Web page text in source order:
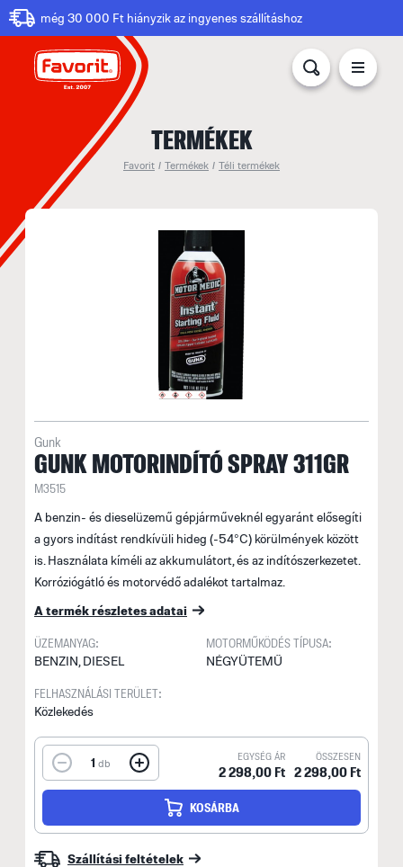
még 30 000 Ft hiányzik az ingyenes szállításhoz
TERMÉKEK
Favorit / Termékek / Téli termékek
Gunk
GUNK MOTORINDÍTÓ SPRAY 311GR
M3515
A benzin- és dieselüzemű gépjárműveknél egyaránt elősegíti
a gyors indítást rendkívüli hideg (-54°C) körülmények között
is. Használata kíméli az akkumulátort, és az indítószerkezetet.
Korróziógátló és motorvédő adalékot tartalmaz.
A termék részletes adatai
ÜZEMANYAG:
BENZIN, DIESEL
MOTORMŰKÖDÉS TÍPUSA:
NÉGYÜTEMŰ
FELHASZNÁLÁSI TERÜLET:
Közlekedés
1 db
EGYSÉG ÁR
2 298,00 Ft
ÖSSZESEN
2 298,00 Ft
KOSÁRBA
Szállítási feltételek